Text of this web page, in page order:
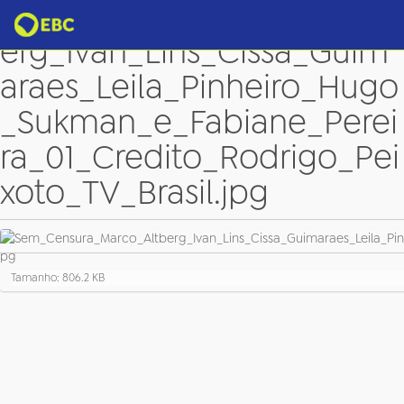
Sem_Censura_Marco_Altb
erg_Ivan_Lins_Cissa_Guim
araes_Leila_Pinheiro_Hugo
_Sukman_e_Fabiane_Perei
ra_01_Credito_Rodrigo_Pei
xoto_TV_Brasil.jpg
C
l
Tamanho: 806.2 KB